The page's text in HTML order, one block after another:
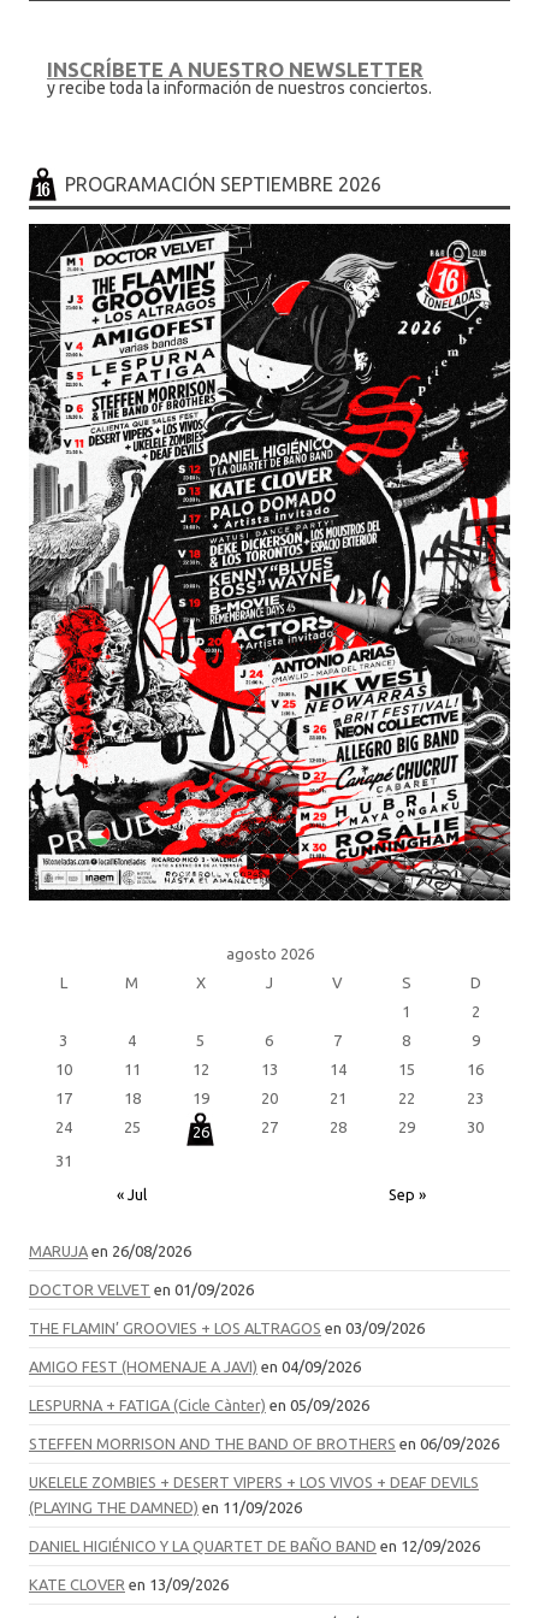
o
o
k
r
ar
ti
r
INSCRÍBETE A NUESTRO NEWSLETTER
y recibe toda la información de nuestros conciertos.
PROGRAMACIÓN SEPTIEMBRE 2026
agosto 2026
L
M X J V S D
« Jul Sep »
1
2
3
4 5 6 7 8
9
10
11 12 13 14 15
16
17
18 19 20 21 22
23
24
25 26 27 28 29
30
31
MARUJA en 26/08/2026
DOCTOR VELVET en 01/09/2026
THE FLAMIN’ GROOVIES + LOS ALTRAGOS en 03/09/2026
AMIGO FEST (HOMENAJE A JAVI) en 04/09/2026
LESPURNA + FATIGA (Cicle Cànter) en 05/09/2026
STEFFEN MORRISON AND THE BAND OF BROTHERS en 06/09/2026
UKELELE ZOMBIES + DESERT VIPERS + LOS VIVOS + DEAF DEVILS
(PLAYING THE DAMNED) en 11/09/2026
DANIEL HIGIÉNICO Y LA QUARTET DE BAÑO BAND en 12/09/2026
KATE CLOVER en 13/09/2026